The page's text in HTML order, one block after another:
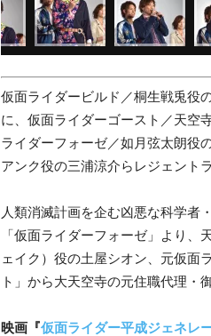
仮面ライダービルド／桐生戦兎役
に、仮面ライダーゴースト／天空
ライダーフォーゼ／如月弦太朗役
アンク役の三浦涼介らレジェント
人類消滅計画を企む凶悪な科学者
「仮面ライダーフォーゼ」より
ェイク）役の土屋シオン、元仮面
ト」から大天空寺の元住職代理・
映画 『仮面ライダー平成ジェネレ